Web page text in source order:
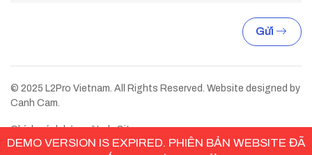
Gửi
© 2025 L2Pro Vietnam. All Rights Reserved. Website designed by
Canh Cam.
Chính sách bảo mật Sitemap
DEMO VERSION IS EXPIRED. PHIÊN BẢN WEBSITE ĐÃ